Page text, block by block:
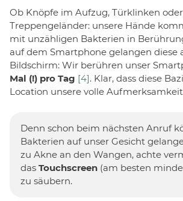
Ob Knöpfe im Aufzug, Türklinken oder
Treppengeländer: unsere Hände
mit unzähligen Bakterien in
auf dem Smartphone gelangen diese
Bildschirm: Wir berühren unser
Mal (!) pro Tag [4]. Klar, dass diese
Location unsere volle
Denn schon beim nächsten Anruf
Bakterien auf unser Gesicht
zu Akne an den Wangen, achte
das Touchscreen (am besten
zu säubern.